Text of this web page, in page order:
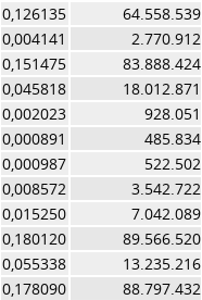
0,126135 64.558.539
0,004141 2.770.912
0,151475 83.888.424
0,045818 18.012.871
0,002023 928.051
0,000891 485.834
0,000987 522.502
0,008572 3.542.722
0,015250 7.042.089
0,180120 89.566.520
0,055338 13.235.216
0,178090 88.797.432